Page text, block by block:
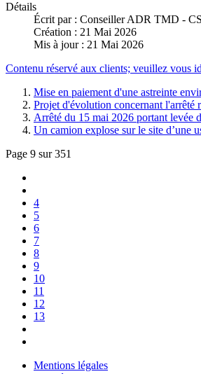
Détails
Écrit par : Conseiller ADR TMD -
Création : 21 Mai 2026
Mis à jour : 21 Mai 2026
Contenu réservé aux clients; veuillez vous
Mise en paiement d'une astreinte
Projet d'évolution concernant l'arrêté
Arrêté du 15 mai 2026 portant levée
Un camion explose sur le site d’une
Page 9 sur 351
4
5
6
7
8
9
10
11
12
13
Mentions légales